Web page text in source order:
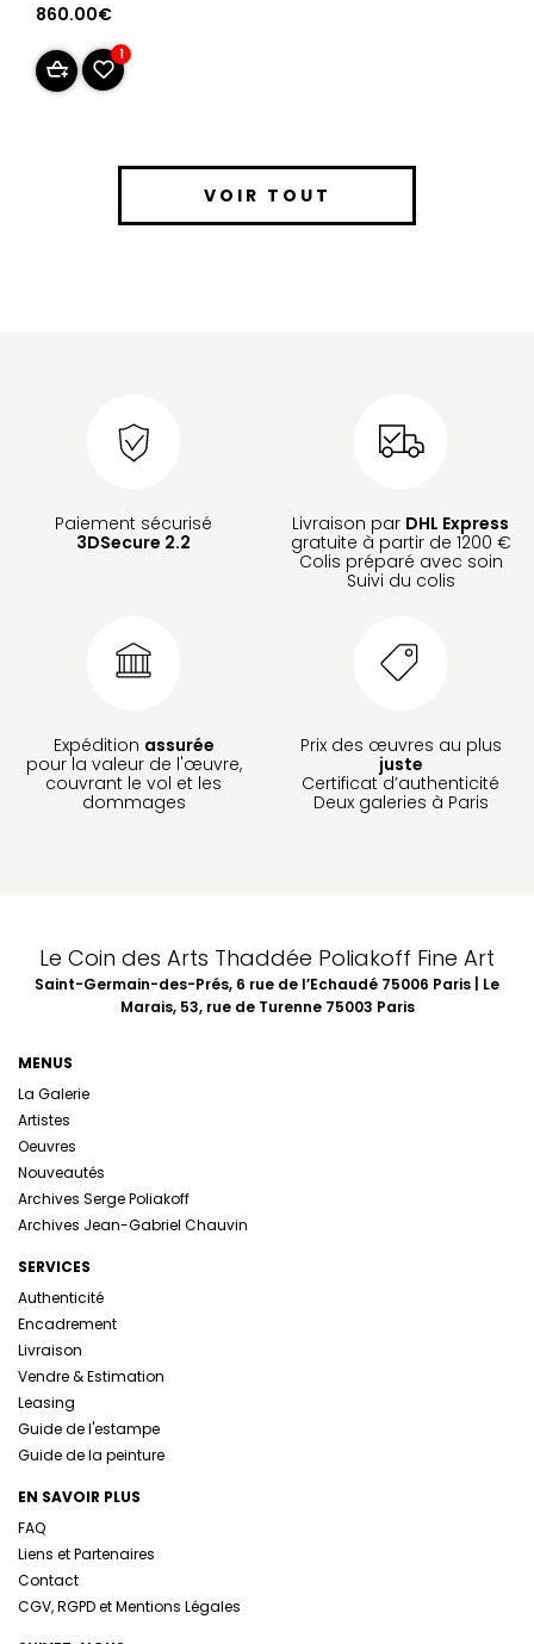
860.00€
1
VOIR TOUT
Paiement sécurisé
3DSecure 2.2
Livraison par DHL Express
gratuite à partir de 1200 €
Colis préparé avec soin
Suivi du colis
Expédition assurée
pour la valeur de l'œuvre,
couvrant le vol et les
dommages
Prix des œuvres au plus
juste
Certificat d’authenticité
Deux galeries à Paris
Le Coin des Arts Thaddée Poliakoff Fine Art
Saint-Germain-des-Prés, 6 rue de l’Echaudé 75006 Paris | Le
Marais, 53, rue de Turenne 75003 Paris
MENUS
La Galerie
Artistes
Oeuvres
Nouveautés
Archives Serge Poliakoff
Archives Jean-Gabriel Chauvin
SERVICES
Authenticité
Encadrement
Livraison
Vendre & Estimation
Leasing
Guide de l'estampe
Guide de la peinture
EN SAVOIR PLUS
FAQ
Liens et Partenaires
Contact
CGV, RGPD et Mentions Légales